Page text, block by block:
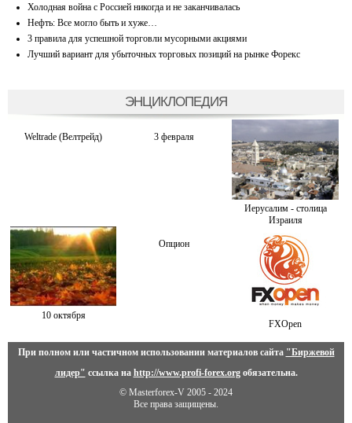
Холодная война с Россией никогда и не заканчивалась
Нефть: Все могло быть и хуже…
3 правила для успешной торговли мусорными акциями
Лучший вариант для убыточных торговых позиций на рынке Форекс
ЭНЦИКЛОПЕДИЯ
Weltrade (Велтрейд) 3 февраля
Иерусалим - столица
Израиля
10 октября
Опцион
FXOpen
При полном или частичном использовании материалов сайта "Биржевой
лидер" ссылка на http://www.profi-forex.orgобязательна.
© Masterforex-V 2005 - 2024
Все права защищены.